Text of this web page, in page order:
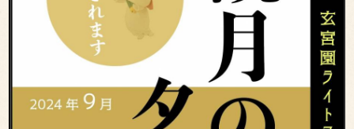
内容に変更がある場合は、
こちらからご連絡をお
願い致します。